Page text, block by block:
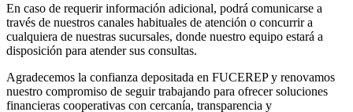
En caso de requerir información adicional, podrá comunicarse a
través de nuestros canales habituales de atención o concurrir a
cualquiera de nuestras sucursales, donde nuestro equipo estará a
disposición para atender sus consultas.
Agradecemos la confianza depositada en FUCEREP y renovamos
nuestro compromiso de seguir trabajando para ofrecer soluciones
financieras cooperativas con cercanía, transparencia y